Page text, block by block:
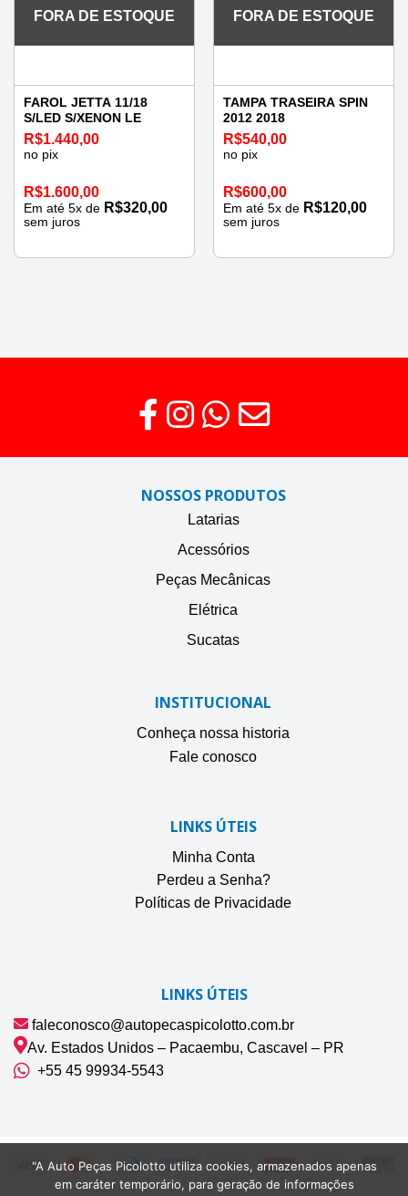
FORA DE ESTOQUE
FAROL JETTA 11/18
S/LED S/XENON LE
R$1.440,00
no pix
R$1.600,00
Em até 5x de R$320,00
sem juros
FORA DE ESTOQUE
TAMPA TRASEIRA SPIN
2012 2018
R$540,00
no pix
R$600,00
Em até 5x de R$120,00
sem juros
NOSSOS PRODUTOS
Latarias
Acessórios
Peças Mecânicas
Elétrica
Sucatas
INSTITUCIONAL
Conheça nossa historia
Fale conosco
LINKS ÚTEIS
Minha Conta
Perdeu a Senha?
Políticas de Privacidade
LINKS ÚTEIS
faleconosco@autopecaspicolotto.com.br
Av. Estados Unidos – Pacaembu, Cascavel – PR
+55 45 99934‑5543‬
"A Auto Peças Picolotto utiliza cookies, armazenados apenas
em caráter temporário, para geração de informações